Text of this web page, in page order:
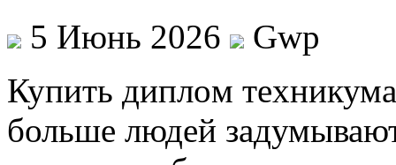
5 Июнь 2026
Gwp
Купить диплoм
больше людей